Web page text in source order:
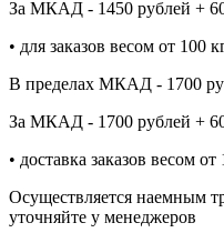
За МКАД - 1450 рублей +
• для заказов весом от 100
В пределах МКАД - 1700
За МКАД - 1700 рублей +
• доставка заказов весом от
Осуществляется наемным
уточняйте у менеджеров